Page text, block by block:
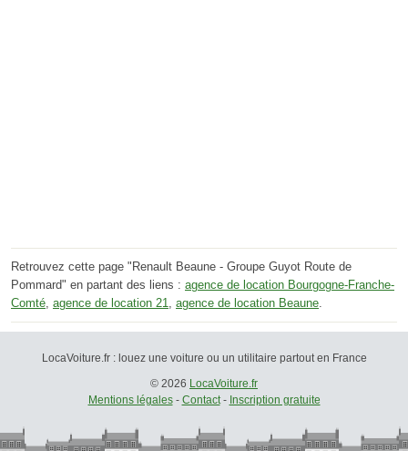
Retrouvez cette page "Renault Beaune - Groupe Guyot Route de
Pommard" en partant des liens : agence de location Bourgogne-Franche-
Comté, agence de location 21, agence de location Beaune.
LocaVoiture.fr : louez une voiture ou un utilitaire partout en France
© 2026 LocaVoiture.fr
Mentions légales- Contact- Inscription gratuite